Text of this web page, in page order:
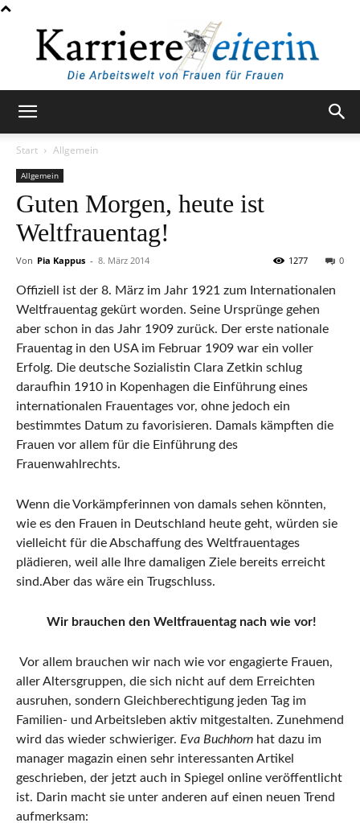
Start
Allgemein
Allgemein
Guten Morgen, heute ist
Weltfrauentag!
Von Pia Kappus - 8. März 2014 0
1277
Offiziell ist der 8. März im Jahr 1921 zum Internationalen
Weltfrauentag gekürt worden. Seine Ursprünge gehen
aber schon in das Jahr 1909 zurück. Der erste nationale
Frauentag in den USA im Februar 1909 war ein voller
Erfolg. Die deutsche Sozialistin Clara Zetkin schlug
daraufhin 1910 in Kopenhagen die Einführung eines
internationalen Frauentages vor, ohne jedoch ein
bestimmtes Datum zu favorisieren. Damals kämpften die
Frauen vor allem für die Einführung des
Frauenwahlrechts.
Wenn die Vorkämpferinnen von damals sehen könnten,
wie es den Frauen in Deutschland heute geht, würden sie
vielleicht für die Abschaffung des Weltfrauentages
plädieren, weil alle Ihre damaligen Ziele bereits erreicht
sind.Aber das wäre ein Trugschluss.
Wir brauchen den Weltfrauentag nach wie vor!
Vor allem brauchen wir nach wie vor engagierte Frauen,
aller Altersgruppen, die sich nicht auf dem Erreichten
ausruhen, sondern Gleichberechtigung jeden Tag im
Familien- und Arbeitsleben aktiv mitgestalten. Zunehmend
wird das wieder schwieriger. Eva Buchhorn hat dazu im
manager magazin einen sehr interessanten Artikel
geschrieben, der jetzt auch in Spiegel online veröffentlicht
ist. Darin macht sie unter anderen auf einen neuen Trend
aufmerksam: